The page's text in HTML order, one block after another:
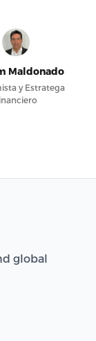
Maldonado
y Estratega
global